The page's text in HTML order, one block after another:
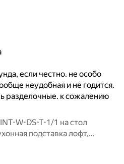
если честно. не особо
неудобная и не годится.
разделочные. к сожалению
W-DS-T-1/1 на стол
подставка лофт,